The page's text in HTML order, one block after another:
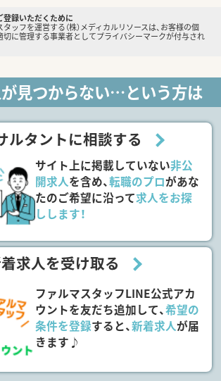
登録いただくために
ッフを運営する（株）メディカルリソースは、お客様の個
切に管理する事業者としてプライバシーマークが付与され
見つからない…という方は
ルタントに相談する
サイト上に掲載していない非公
開求人を含め、転職のプロがあな
たのご希望に沿って求人をお探
しします！
求人を受け取る
ファルマスタッフLINE公式アカ
ウントを友だち追加して、希望の
条件を登録すると、新着求人が届
きます♪